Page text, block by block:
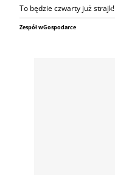
To będzie czwarty już strajk!
Zespół wGospodarce